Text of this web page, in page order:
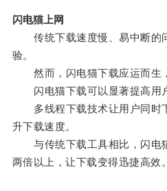
闪电猫上网
传统下载速度慢、易中断的
验。
然而，闪电猫下载应运而生，
闪电猫下载可以显著提高用户
多线程下载技术让用户同时
升下载速度。
与传统下载工具相比，闪电
两倍以上，让下载变得迅捷高效。